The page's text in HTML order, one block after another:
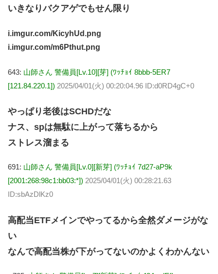
いきなりバクアゲでもせん限り
i.imgur.com/KicyhUd.png
i.imgur.com/m6Pthut.png
643: 山師さん 警備員[Lv.10][芽] (ﾜｯﾁｮｲ 8bbb-5ER7
[121.84.220.1]) 2025/04/01(火) 00:20:04.96 ID:d0RD4gC+0
やっぱり老後はSCHDだな
ナス、spは無駄に上がって落ちるから
ストレス溜まる
691: 山師さん 警備員[Lv.0][新芽] (ﾜｯﾁｮｲ 7d27-aP9k
[2001:268:98c1:bb03:*]) 2025/04/01(火) 00:28:21.63
ID:sbAzDlKz0
高配当ETFメインでやってるから全然ダメージがな
い
なんで高配当株が下がってないのかよくわかんない